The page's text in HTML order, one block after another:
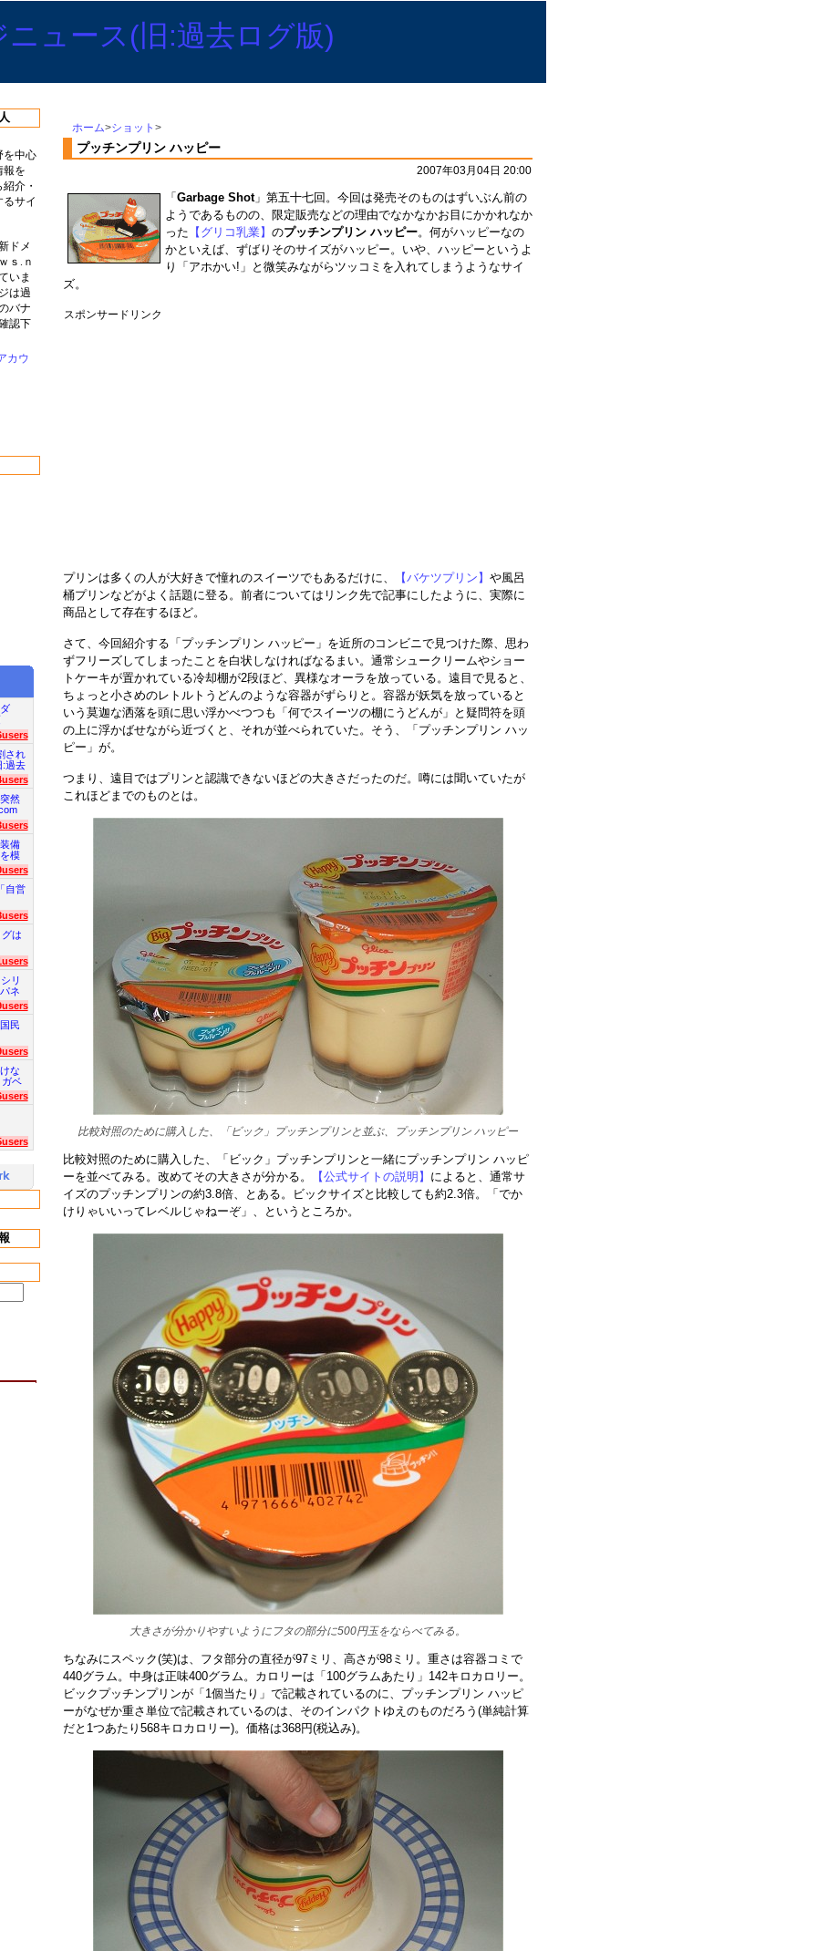
ホーム>ショット >
プッチンプリン ハッピー
2007年03月04日 20:00
「 Garbage Shot」第五十七回。今回は発売そのものはずいぶん前の
ようであるものの、限定販売などの理由でなかなかお目にかかれなか
った 【グリコ乳業】 のプッチンプリン ハッピー。何がハッピーなの
かといえば、ずばりそのサイズがハッピー。いや、ハッピーというよ
り「アホかい!」と微笑みながらツッコミを入れてしまうようなサイ
ズ。
スポンサードリンク
プリンは多くの人が大好きで憧れのスイーツでもあるだけに、 【バケツプリン】 や風呂
桶プリンなどがよく話題に登る。前者についてはリンク先で記事にしたように、実際に
商品として存在するほど。
さて、今回紹介する「プッチンプリン ハッピー」を近所のコンビニで見つけた際、思わ
ずフリーズしてしまったことを白状しなければなるまい。通常シュークリームやショー
トケーキが置かれている冷却棚が2段ほど、異様なオーラを放っている。遠目で見ると、
ちょっと小さめのレトルトうどんのような容器がずらりと。容器が妖気を放っていると
いう莫迦な洒落を頭に思い浮かべつつも「何でスイーツの棚にうどんが」と疑問符を頭
の上に浮かばせながら近づくと、それが並べられていた。そう、「プッチンプリン ハッ
ピー」が。
つまり、遠目ではプリンと認識できないほどの大きさだったのだ。噂には聞いていたが
これほどまでのものとは。
比較対照のために購入した、「ビック」プッチンプリンと並ぶ、プッチンプリン ハッピー
比較対照のために購入した、「ビック」プッチンプリンと一緒にプッチンプリン ハッピ
ーを並べてみる。改めてその大きさが分かる。
【公式サイトの説明】 によると、通常サ
イズのプッチンプリンの約3.8倍、とある。ビックサイズと比較しても約2.3倍。「でか
けりゃいいってレベルじゃねーぞ」、というところか。
大きさが分かりやすいようにフタの部分に500円玉をならべてみる。
ちなみにスペック(笑)は、フタ部分の直径が97ミリ、高さが98ミリ。重さは容器コミで
440グラム。中身は正味400グラム。カロリーは「100グラムあたり」142キロカロリー。
ビックプッチンプリンが「1個当たり」で記載されているのに、プッチンプリン ハッピ
ーがなぜか重さ単位で記載されているのは、そのインパクトゆえのものだろう(単純計算
だと1つあたり568キロカロリー)。価格は368円(税込み)。
を中心
報を
介・
るサイ
ドメ
ｓ.ｎ
いま
は過
バナ
認下
され
:過去
然
備
模
自営
は
リ
ネ
民
な
ベ